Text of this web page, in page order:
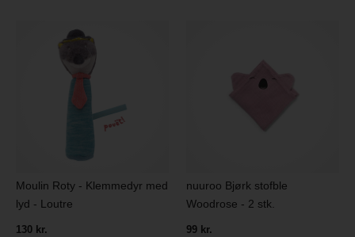
Moulin Roty - Klemmedyr med
lyd - Loutre
130 kr.
nuuroo Bjørk stofble
Woodrose - 2 stk.
99 kr.